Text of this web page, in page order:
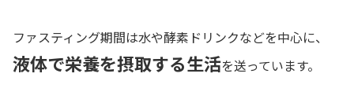
ファスティング期間は水や酵素ドリンクなどを中心に、
液体で栄養を摂取する生活を送っています。